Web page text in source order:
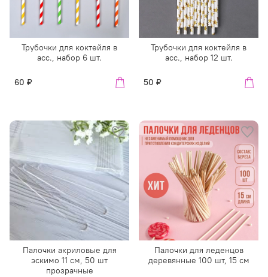
Трубочки для коктейля в
асс., набор 6 шт.
60 ₽
Трубочки для коктейля в
асс., набор 12 шт.
50 ₽
Палочки акриловые для
эскимо 11 см, 50 шт
прозрачные
Палочки для леденцов
деревянные 100 шт, 15 см